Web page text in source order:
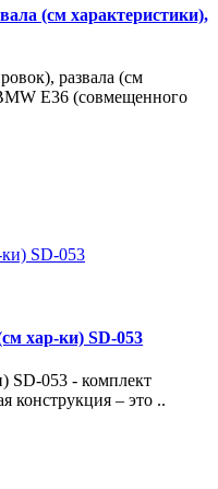
(см характеристики),
развала (см
E36 (совмещенного
хар-ки) SD-053
SD-053 - комплект
конструкция – это ..